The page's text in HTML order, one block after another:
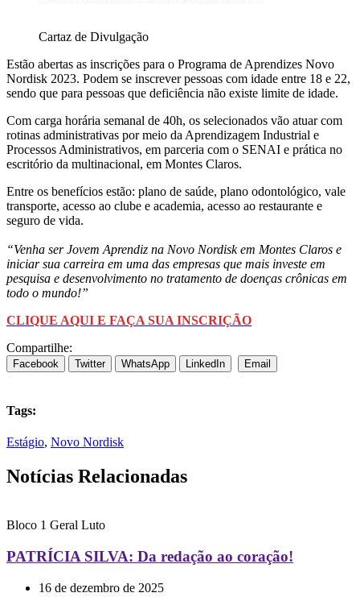
Cartaz de Divulgação
Estão abertas as inscrições para o Programa de Aprendizes Novo
Nordisk 2023. Podem se inscrever pessoas com idade entre 18 e 22,
sendo que para pessoas que deficiência não existe limite de idade.
Com carga horária semanal de 40h, os selecionados vão atuar com
rotinas administrativas por meio da Aprendizagem Industrial e
Processos Administrativos, em parceria com o SENAI e prática no
escritório da multinacional, em Montes Claros.
Entre os benefícios estão: plano de saúde, plano odontológico, vale
transporte, acesso ao clube e academia, acesso ao restaurante e
seguro de vida.
“Venha ser Jovem Aprendiz na Novo Nordisk em Montes Claros e
iniciar sua carreira em uma das empresas que mais investe em
pesquisa e desenvolvimento no tratamento de doenças crônicas em
todo o mundo!”
CLIQUE AQUI E FAÇA SUA INSCRIÇÃO
Compartilhe:
Facebook Twitter WhatsApp LinkedIn Email
Tags:
Estágio, Novo Nordisk
Notícias Relacionadas
Bloco 1 Geral Luto
PATRÍCIA SILVA: Da redação ao coração!
16 de dezembro de 2025